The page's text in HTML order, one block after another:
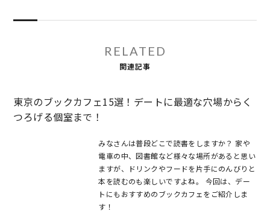
RELATED
関連記事
東京のブックカフェ15選！デートに最適な穴場からく
つろげる個室まで！
みなさんは普段どこで読書をしますか？ 家や
電車の中、図書館など様々な場所があると思い
ますが、ドリンクやフードを片手にのんびりと
本を読むのも楽しいですよね。 今回は、デー
トにもおすすめのブックカフェをご紹介しま
す！